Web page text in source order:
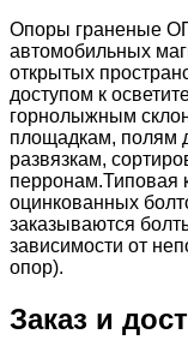
Опоры граненые
автомобильных
открытых
доступом к
горнолыжным
площадкам, полям
развязкам,
перронам.Типовая
оцинкованных
заказываются
зависимости от
опор).
Заказ и